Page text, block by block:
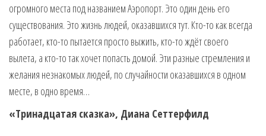
огромного места под названием Аэропорт. Это один день его
существования. Это жизнь людей, оказавшихся тут. Кто-то как всегда
работает, кто-то пытается просто выжить, кто-то ждёт своего
вылета, а кто-то так хочет попасть домой. Эти разные стремления и
желания незнакомых людей, по случайности оказавшихся в одном
месте, в одно время…
«Тринадцатая сказка», Диана Сеттерфилд